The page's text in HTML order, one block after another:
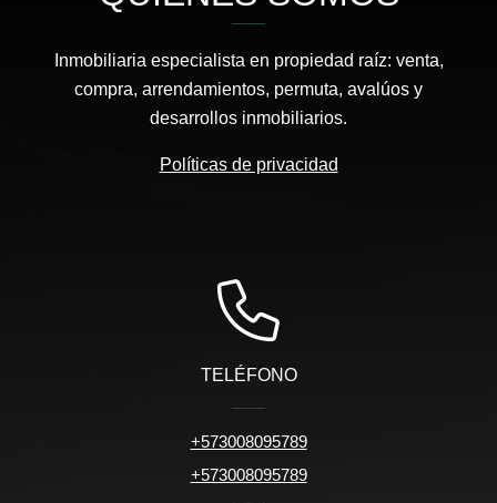
Inmobiliaria especialista en propiedad raíz: venta,
compra, arrendamientos, permuta, avalúos y
desarrollos inmobiliarios.
Políticas de privacidad
TELÉFONO
+573008095789
+573008095789